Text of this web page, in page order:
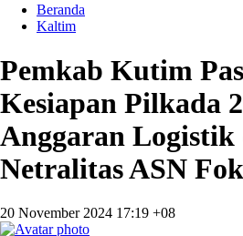
Beranda
Kaltim
Pemkab Kutim
Kesiapan Pilkada
Anggaran Logistik
Netralitas ASN
20 November 2024 17:19 +08